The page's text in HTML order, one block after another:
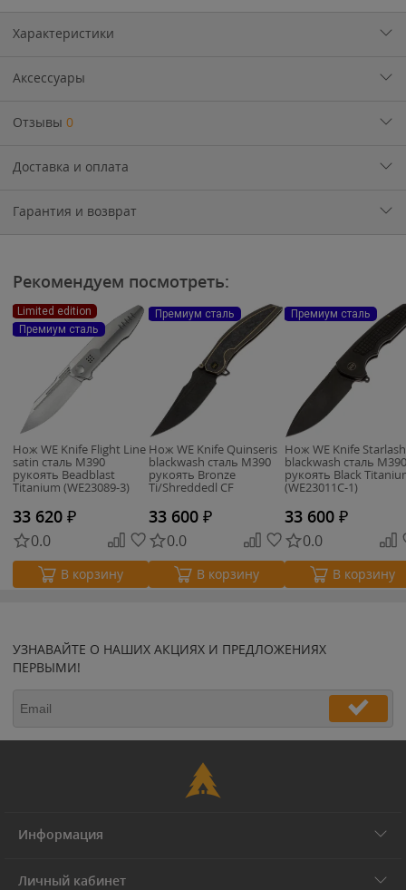
Характеристики
Аксессуары
Отзывы 0
Доставка и оплата
Гарантия и возврат
Рекомендуем посмотреть:
Limited edition
Премиум сталь
Нож WE Knife Flight Line
satin сталь M390
рукоять Beadblast
Titanium (WE23089-3)
33 620 ₽
0.0
В корзину
Премиум сталь
Нож WE Knife Quinseris
blackwash сталь M390
рукоять Bronze
Ti/Shreddedl CF
33 600 ₽
0.0
В корзину
Премиум сталь
Нож WE Knife Starlash
blackwash сталь M390
рукоять Black
(WE23011C-1)
33 600 ₽
0.0
В корзину
УЗНАВАЙТЕ О НАШИХ АКЦИЯХ И ПРЕДЛОЖЕНИЯХ
ПЕРВЫМИ!
Информация
Личный кабинет